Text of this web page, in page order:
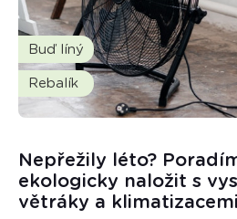
Buď líný
Rebalík
Nepřežily léto?
ekologicky naložit s
větráky a klimatizacemi